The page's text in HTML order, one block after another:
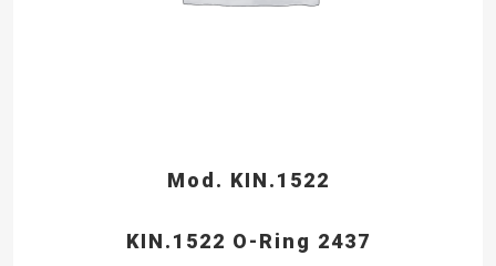
Mod. KIN.1522
KIN.1522 O-Ring 2437